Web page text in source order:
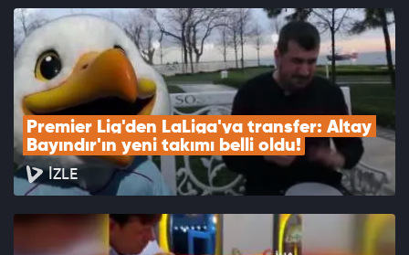
Premier Lig'den LaLiga'ya transfer: Altay
Bayındır'ın yeni takımı belli oldu!
İZLE